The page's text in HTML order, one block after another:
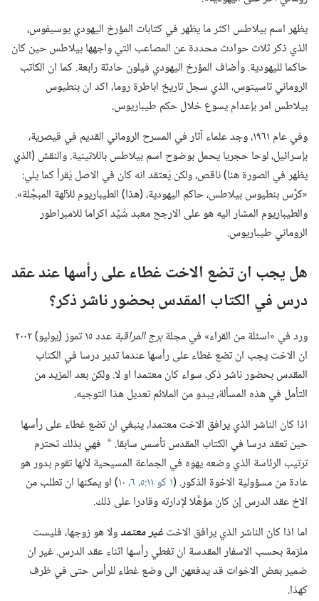
يظهر اسم بيلاطس اكثر ما يظهر في كتابات المؤرخ اليهودي يوسيفوس،‏
الذي ذكر ثلاث حوادث محددة عن المصاعب التي واجهها بيلاطس حين كان
حاكما لليهودية.‏ وأضاف المؤرخ اليهودي فيلون حادثة رابعة.‏ كما ان الكاتب
الروماني تاسيتوس،‏ الذي سجل تاريخ اباطرة روما،‏ اكد ان بنطيوس
بيلاطس امر بإعدام يسوع خلال حكم طيباريوس.‏
وفي عام ١٩٦١،‏ وجد علماء آثار في المسرح الروماني القديم في قيصرية،‏
بإسرائيل،‏ لوحا حجريا يحمل بوضوح اسم بيلاطس باللاتينية.‏ والنقش (‏الذي
يظهر في الصورة هنا)‏ ناقص،‏ ولكن يُعتقد انه كان في الاصل يُقرأ كما يلي:‏
«كرَّس بنطيوس بيلاطس،‏ حاكم اليهودية،‏ (‏هذا)‏ الطيباريوم للآلهة المبجَّلة».‏
والطيباريوم المشار اليه هو على الارجح معبد شُيِّد اكراما للامبراطور
الروماني طيباريوس.‏
هل يجب ان تضع الاخت غطاء على رأسها عند عقد
درس في الكتاب المقدس بحضور ناشر ذكر؟‏
ورد في «اسئلة من القراء» في مجلةبرج المراقبة
عدد ١٥ تموز (‏يوليو)‏ ٢٠٠٢
ان الاخت يجب ان تضع غطاء على رأسها عندما تدير درسا في الكتاب
المقدس بحضور ناشر ذكر،‏ سواء كان معتمدا او لا.‏ ولكن بعد المزيد من
التأمل في هذه المسألة،‏ يبدو من الملائم تعديل هذا التوجيه.‏
اذا كان الناشر الذي يرافق الاخت معتمدا،‏ ينبغي ان تضع غطاء على رأسها
ح‍ين تعقد درسا في الكتاب المقدس تأسس سابقا.‏ * فهي بذلك تحترم
ترتيب الرئاسة الذي وضعه يهوه في الجماعة المسيحية لأنها تقوم بدور هو
عادة من مسؤولية الاخوة الذكور.‏ (‏١ كو ١١:‏ ٥،‏ ٦،‏
‏)‏ او يمكنها ان تطلب من
الاخ عقد الدرس إن كان مؤهَّلا لإدارته وقادرا على ذلك.‏
اما اذا كان الناشر الذي يرافق الاختغير معتمدولا هو زوجها،‏ فليست
ملزمة بحسب الاسفار المقدسة ان تغطي رأسها اثناء عقد الدرس.‏ غير ان
ضمير بعض الاخوات قد يدفعهن الى وضع غطاء للرأس حتى في ظرف
كهذا.‏